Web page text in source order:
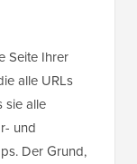
Seite Ihrer
alle URLs
sie alle
und
Der Grund,